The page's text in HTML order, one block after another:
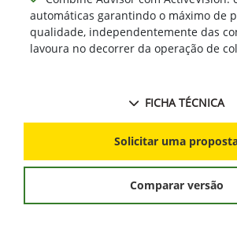
automáticas garantindo o máximo de
qualidade, independentemente das
lavoura no decorrer da operação de
FICHA TÉCNICA
Solicitar uma
Comparar versão